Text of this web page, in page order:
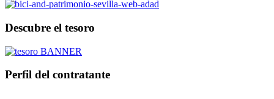
Descubre el tesoro
Perfil del contratante